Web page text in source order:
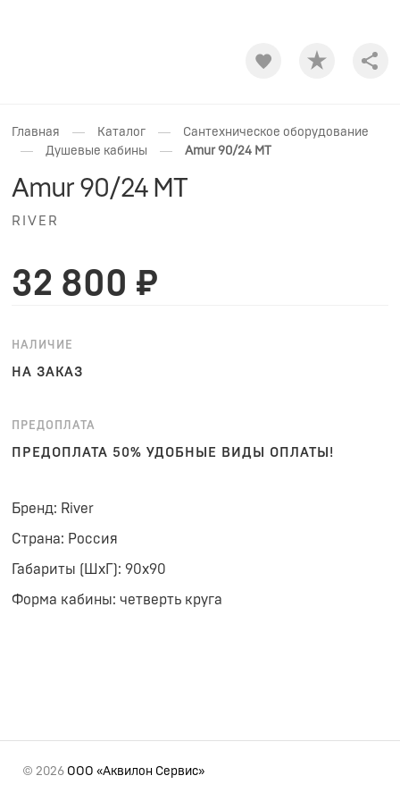
Главная — Каталог — Сантехническое оборудование
— Душевые кабины — Amur 90/24 МТ
Amur 90/24 МТ
RIVER
32 800 ₽
НАЛИЧИЕ
НА ЗАКАЗ
ПРЕДОПЛАТА
ПРЕДОПЛАТА 50% УДОБНЫЕ ВИДЫ ОПЛАТЫ!
Бренд: River
Страна: Россия
Габариты (ШхГ): 90x90
Форма кабины: четверть круга
© 2026 ООО «Аквилон Сервис»